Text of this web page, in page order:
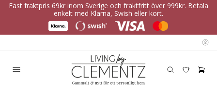
Fast fraktpris 69kr inom Sverige och fraktfritt över 999kr. Betala
enkelt med Klarna, Swish eller kort.